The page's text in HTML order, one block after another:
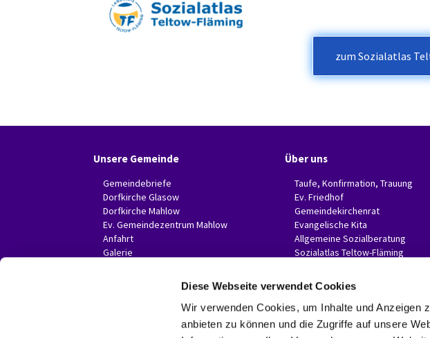
Diese Webseite verwendet Cookies
Wir verwenden Cookies, um Inhalte und Anzeigen
anbieten zu können und die Zugriffe auf unsere
zum Sozialatlas
Unsere Gemeinde
Gemeindebriefe
Dorfkirche Glasow
Dorfkirche Mahlow
Ev. Gemeindezentrum Mahlow
Anfahrt
Galerie
Über uns
Taufe, Konfirmation, Trauung
Ev. Friedhof
Gemeindekirchenrat
Evangelische Kita
Allgemeine Sozialberatung
Sozialatlas Teltow-Fläming
Evangelische